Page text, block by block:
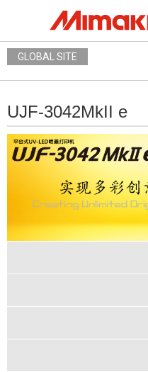
GLOBAL SITE
UJF-3042MkII e